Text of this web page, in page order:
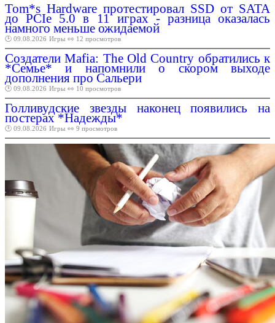
Tom*s Hardware протестировал SSD от SATA
до PCIe 5.0 в 11 играх - разница оказалась
намного меньше ожидаемой
🕑 09.08.2026 Игры 👀 12 просмотров
Создатели Mafia: The Old Country обратились к
*Семье* и напомнили о скором выходе
дополнения про Сальери
🕑 09.08.2026 Игры 👀 10 просмотров
Голливудские звезды наконец появились на
постерах *Надежды*
🕑 09.08.2026 Игры 👀 9 просмотров